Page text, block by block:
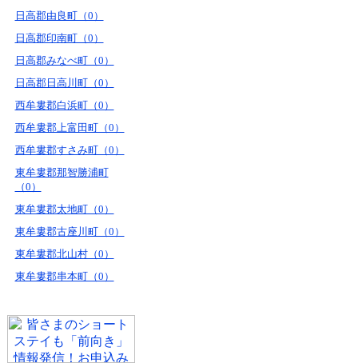
日高郡由良町（0）
日高郡印南町（0）
日高郡みなべ町（0）
日高郡日高川町（0）
西牟婁郡白浜町（0）
西牟婁郡上富田町（0）
西牟婁郡すさみ町（0）
東牟婁郡那智勝浦町
（0）
東牟婁郡太地町（0）
東牟婁郡古座川町（0）
東牟婁郡北山村（0）
東牟婁郡串本町（0）